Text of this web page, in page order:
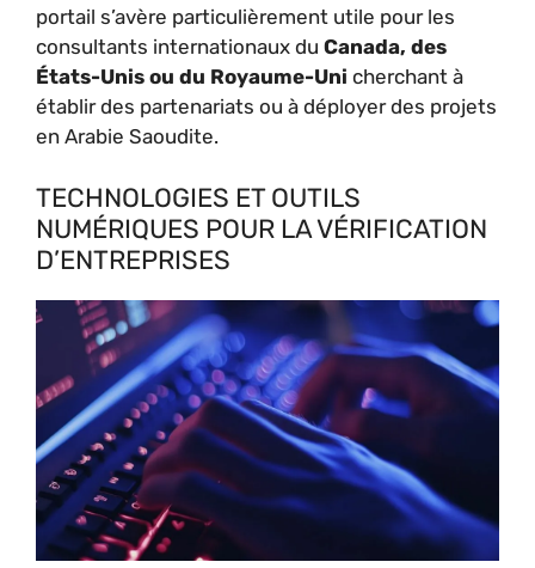
portail s’avère particulièrement utile pour les
consultants internationaux du Canada, des
États-Unis ou du Royaume-Uni cherchant à
établir des partenariats ou à déployer des projets
en Arabie Saoudite.
TECHNOLOGIES ET OUTILS
NUMÉRIQUES POUR LA VÉRIFICATION
D’ENTREPRISES